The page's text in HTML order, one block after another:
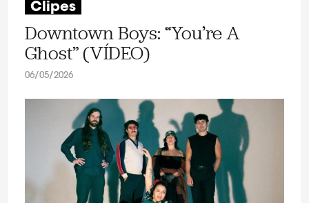
Clipes
Downtown Boys: “You’re A
Ghost” (VÍDEO)
06/05/2026